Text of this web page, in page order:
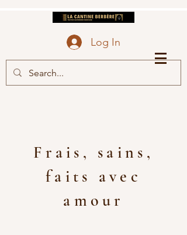
la cantine berbère
Senlis
Log In
Frais, sains,
faits avec
amour